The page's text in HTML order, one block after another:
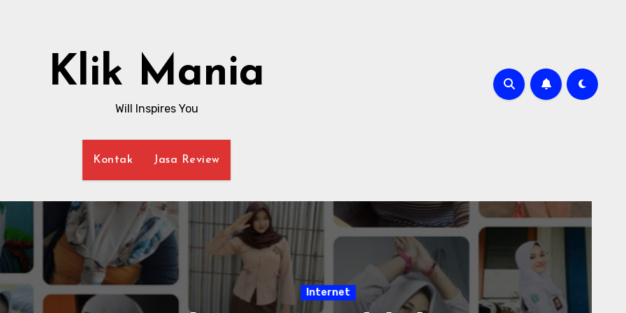
Klik Mania
Will Inspires You
Kontak Jasa Review
Internet